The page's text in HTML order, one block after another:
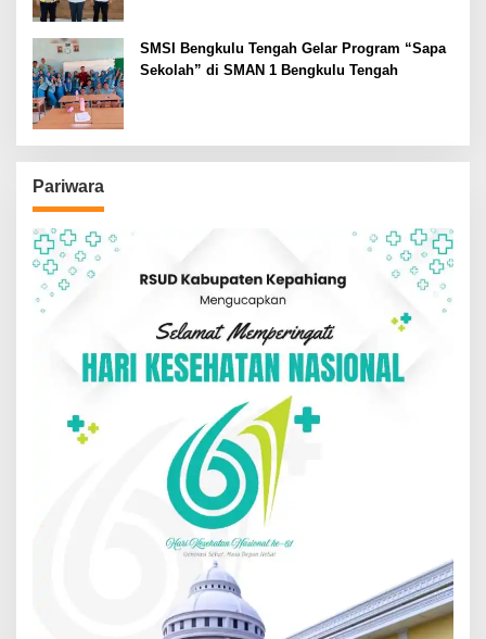
SMSI Bengkulu Tengah Gelar Program “Sapa
Sekolah” di SMAN 1 Bengkulu Tengah
Pariwara